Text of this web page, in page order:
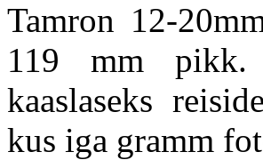
Tamron 12-
119 mm pikk.
kaaslaseks
kus iga gramm